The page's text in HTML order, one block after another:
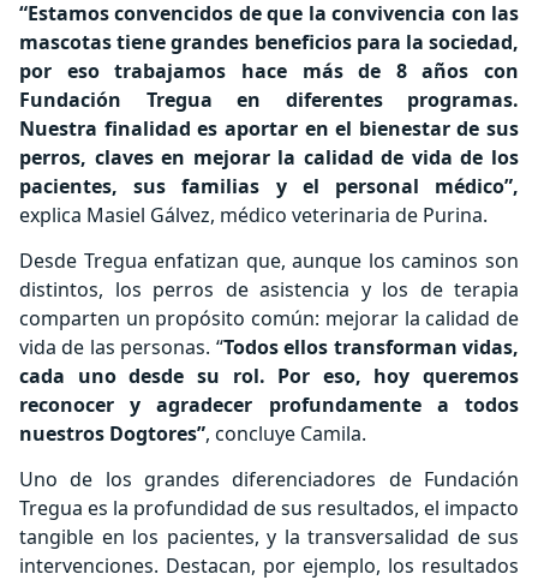
“Estamos convencidos de que la convivencia con las
mascotas tiene grandes beneficios para la sociedad,
por eso trabajamos hace más de 8 años con
Fundación Tregua en diferentes programas.
Nuestra finalidad es aportar en el bienestar de sus
perros, claves en mejorar la calidad de vida de los
pacientes, sus familias y el personal médico”,
explica Masiel Gálvez, médico veterinaria de Purina.
Desde Tregua enfatizan que, aunque los caminos son
distintos, los perros de asistencia y los de terapia
comparten un propósito común: mejorar la calidad de
vida de las personas. “Todos ellos transforman vidas,
cada uno desde su rol. Por eso, hoy queremos
reconocer y agradecer profundamente a todos
nuestros Dogtores”, concluye Camila.
Uno de los grandes diferenciadores de Fundación
Tregua es la profundidad de sus resultados, el impacto
tangible en los pacientes, y la transversalidad de sus
intervenciones. Destacan, por ejemplo, los resultados